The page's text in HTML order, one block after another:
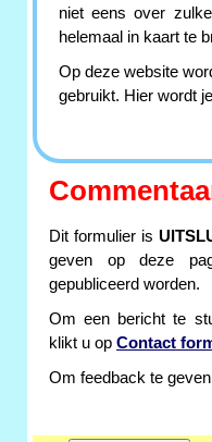
niet eens over
helemaal in kaart te
Op deze website
gebruikt. Hier wordt
Dit formulier is
geven op deze
gepubliceerd worden.
Om een bericht te
klikt u op Contact
Om feedback te